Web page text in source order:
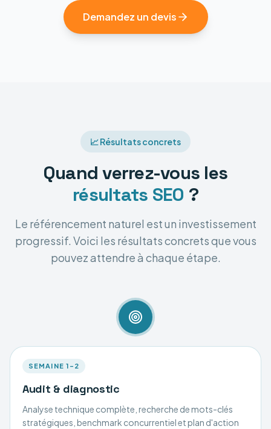
Demandez un devis
📈 Résultats concrets
Quand verrez-vous les
résultats SEO ?
Le référencement naturel est un investissement
progressif. Voici les résultats concrets que vous
pouvez attendre à chaque étape.
SEMAINE 1–2
Audit & diagnostic
Analyse technique complète, recherche de mots-clés
stratégiques, benchmark concurrentiel et plan d'action